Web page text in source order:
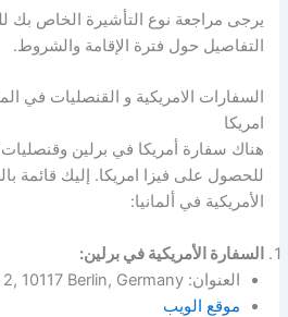
يرجى مراجعة نوع التأشيرة الخاص
التفاصيل حول فترة الإقامة والشروط.
السفارات الامريكية و القنصليات في
امريكا
هناك سفارة أمريكا في برلين
للحصول على فيزا امريكا. إليك قائمة
الأمريكية في ألمانيا:
السفارة الأمريكية في برلين:
العنوان: Pariser Platz 2, 10117 Berlin, Germany
موقع الويب